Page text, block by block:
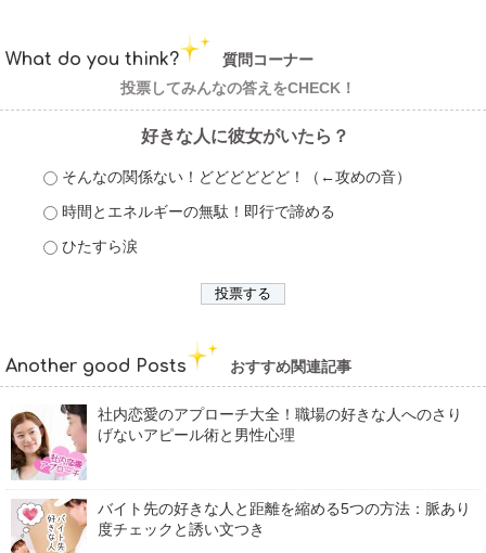
What do you think?
質問コーナー
投票してみんなの答えをCHECK！
好きな人に彼女がいたら？
そんなの関係ない！どどどどどど！（←攻めの音）
時間とエネルギーの無駄！即行で諦める
ひたすら涙
Another good Posts おすすめ関連記事
社内恋愛のアプローチ大全！職場の好きな人へのさり
げないアピール術と男性心理
バイト先の好きな人と距離を縮める5つの方法：脈あり
度チェックと誘い文つき